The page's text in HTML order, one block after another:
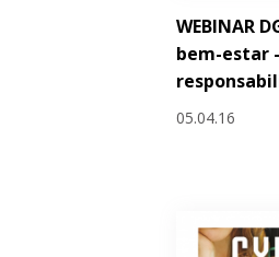
WEBINAR
bem-estar
05.04.16